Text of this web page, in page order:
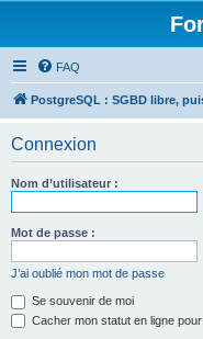
FAQ
PostgreSQL : SGBD libre,
Connexion
Nom d’utilisateur :
Mot de passe :
J’ai oublié mon mot de passe
Se souvenir de moi
Cacher mon statut en ligne